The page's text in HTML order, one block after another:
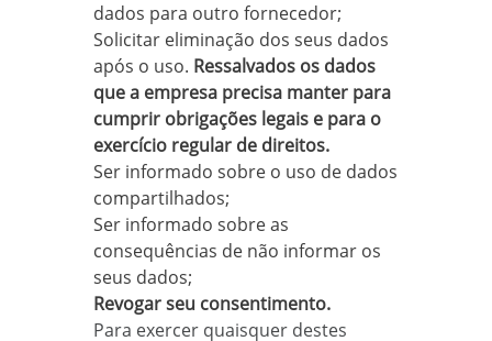
dados para outro fornecedor;
Solicitar eliminação dos seus dados
após o uso. Ressalvados os dados
que a empresa precisa manter para
cumprir obrigações legais e para o
exercício regular de direitos.
Ser informado sobre o uso de dados
compartilhados;
Ser informado sobre as
consequências de não informar os
seus dados;
Revogar seu consentimento.
Para exercer quaisquer destes